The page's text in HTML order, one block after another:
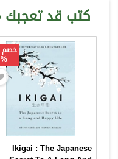
كتب قد تعجبك
%
Ikigai : The Japanese